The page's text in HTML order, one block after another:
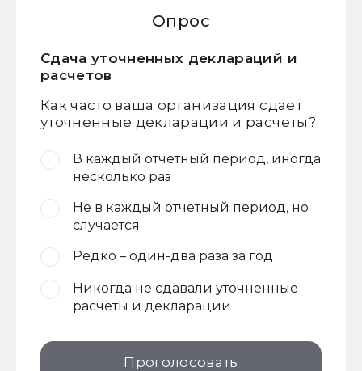
Опрос
Сдача уточненных деклараций и
расчетов
Как часто ваша организация сдает
уточненные декларации и расчеты?
В каждый отчетный период, иногда
несколько раз
Не в каждый отчетный период, но
случается
Редко – один-два раза за год
Никогда не сдавали уточненные
расчеты и декларации
Проголосовать